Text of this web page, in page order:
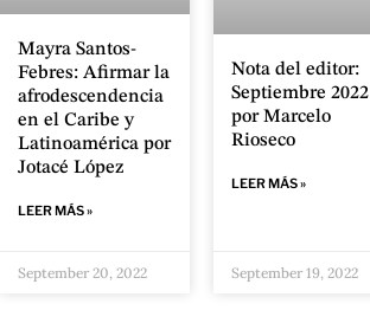
Mayra Santos-
Febres: Afirmar la
afrodescendencia
en el Caribe y
Latinoamérica por
Jotacé López
LEER MÁS »
September 20, 2022
Nota del editor:
Septiembre 2022
por Marcelo
Rioseco
LEER MÁS »
September 19, 2022